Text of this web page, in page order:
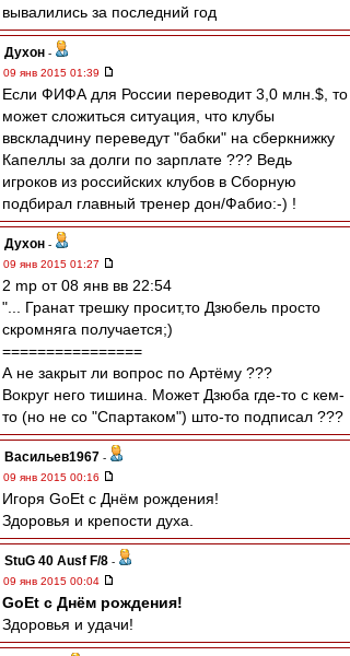
вывалились за последний год
Духон -
09 янв 2015 01:39
Если ФИФА для России переводит 3,0 млн.$, то
может сложиться ситуация, что клубы
ввскладчину переведут "бабки" на сберкнижку
Капеллы за долги по зарплате ??? Ведь
игроков из российских клубов в Сборную
подбирал главный тренер дон/Фабио:-) !
Духон -
09 янв 2015 01:27
2 mp от 08 янв вв 22:54
"... Гранат трешку просит,то Дзюбель просто
скромняга получается;)
================
А не закрыт ли вопрос по Артёму ???
Вокруг него тишина. Может Дзюба где-то с кем-
то (но не со "Спартаком") што-то подписал ???
Васильев1967 -
09 янв 2015 00:16
Игоря GoEt с Днём рождения!
Здоровья и крепости духа.
StuG 40 Ausf F/8 -
09 янв 2015 00:04
GoEt с Днём рождения!
Здоровья и удачи!